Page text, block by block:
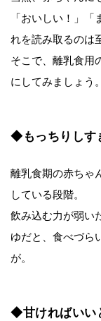
「おいしい！」
れを読み取るのは
そこで、離乳食用
にしてみましょう。
◆もっちりしす
離乳食期の赤ちゃ
している段階。
飲み込む力が弱い
ゆだと、食べづら
が。
◆甘ければいい